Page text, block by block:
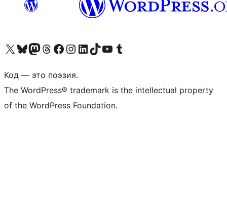
Посетите нас в X (ранее Twitter)
Посетите нашу учётную запись в Bluesky
Посетите нашу ленту в Mastodon
Посетите нашу учётную запись в Threads
Посетите нашу страницу на Facebook
Посетите наш Instagram
Посетите нашу страницу в LinkedIn
Посетите нашу учётную запись в TikTok
Посетите наш канал YouTube
Посетите нашу учётную запись в Tumblr
Код — это поэзия.
The WordPress® trademark is the intellectual property
of the WordPress Foundation.